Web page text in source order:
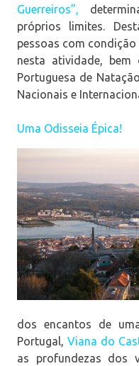
Guerreiros”,
próprios limites.
pessoas com
nesta atividade, bem
Portuguesa de
Nacionais e
Uma Odisseia Épica!
dos encantos de
Portugal, Viana do
as profundezas dos